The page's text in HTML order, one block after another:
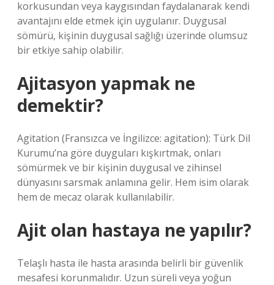
korkusundan veya kaygısından faydalanarak kendi
avantajını elde etmek için uygulanır. Duygusal
sömürü, kişinin duygusal sağlığı üzerinde olumsuz
bir etkiye sahip olabilir.
Ajitasyon yapmak ne
demektir?
Agitation (Fransızca ve İngilizce: agitation): Türk Dil
Kurumu’na göre duyguları kışkırtmak, onları
sömürmek ve bir kişinin duygusal ve zihinsel
dünyasını sarsmak anlamına gelir. Hem isim olarak
hem de mecaz olarak kullanılabilir.
Ajit olan hastaya ne yapılır?
Telaşlı hasta ile hasta arasında belirli bir güvenlik
mesafesi korunmalıdır. Uzun süreli veya yoğun